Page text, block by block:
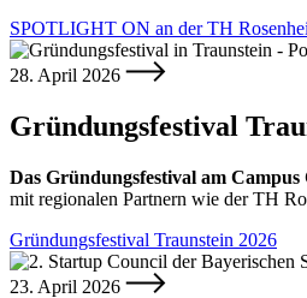
SPOTLIGHT ON an der TH
28. April 2026
Gründungsfestival
Das Gründungsfestival am
mit regionalen Partnern wie der TH
Gründungsfestival Traunstein 2026
23. April 2026